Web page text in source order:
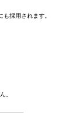
採用されます。
。